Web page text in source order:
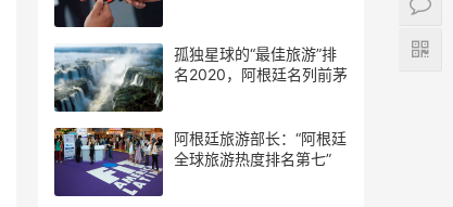
孤独星球的“最佳旅游”排
名2020，阿根廷名列前茅
阿根廷旅游部长：“阿根廷
全球旅游热度排名第七”